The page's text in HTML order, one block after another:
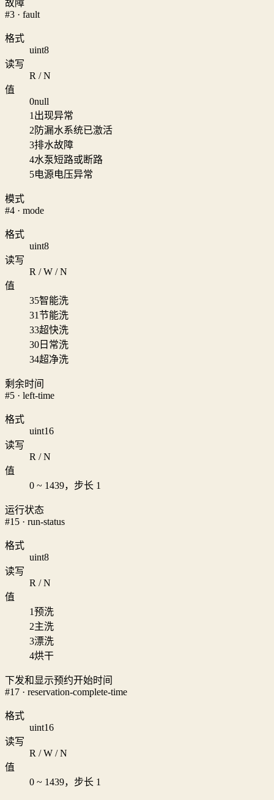
故障
#3 · fault
格式
uint8
读写
R / N
值
0null
1 出现异常
2 防漏水系统已激活
3排水故障
4水泵短路或断路
5电源电压异常
模式
#4 · mode
格式
uint8
读写
R / W / N
值
35智能洗
31节能洗
33超快洗
30 日常洗
34超净洗
剩余时间
#5 · left-time
格式
uint16
读写
R / N
值
0 ~ 1439，步长 1
运行状态
#15 · run-status
格式
uint8
读写
R / N
值
1预洗
2主洗
3漂洗
4烘干
下发和显示预约开始时间
#17 · reservation-complete-time
格式
uint16
读写
R / W / N
值
0 ~ 1439，步长 1